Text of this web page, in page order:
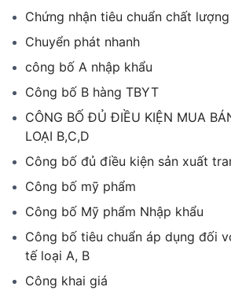
Chứng nhận tiêu chuẩn chất
Chuyển phát nhanh
công bố A nhập khẩu
Công bố B hàng TBYT
CÔNG BỐ ĐỦ ĐIỀU KIỆN MUA
LOẠI B,C,D
Công bố đủ điều kiện sản xuất
Công bố mỹ phẩm
Công bố Mỹ phẩm Nhập khẩu
Công bố tiêu chuẩn áp dụng đối
tế loại A, B
Công khai giá